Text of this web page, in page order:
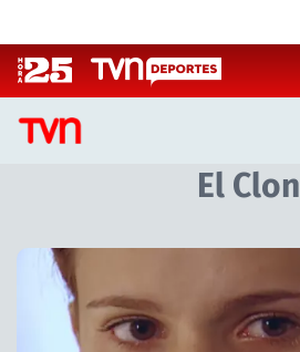
CASTING MASTERCHEF CHILE
CASTING TVN VERTICAL
TVN VERTICAL
El Clon
Artículos relacionados con El Clon